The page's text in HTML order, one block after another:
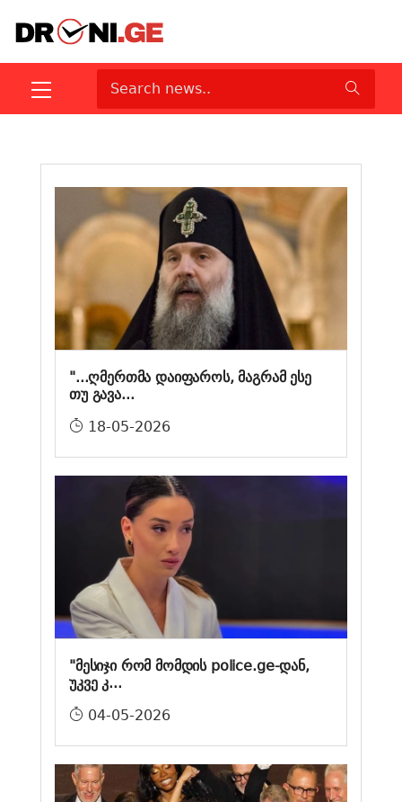
"...ღმერთმა დაიფაროს, მაგრამ ესე
თუ გავა...
18-05-2026
"მესიჯი რომ მომდის police.ge-დან,
უკვე კ...
04-05-2026